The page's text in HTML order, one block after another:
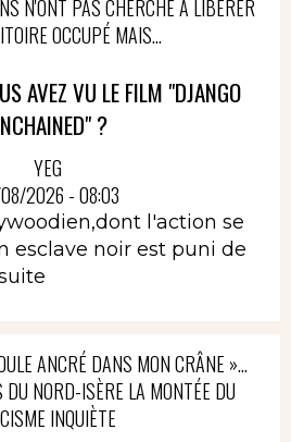
N'ONT PAS CHERCHÉ À LIBÉRER
OCCUPÉ MAIS...
AVEZ VU LE FILM "DJANGO
?
YEG
2026 - 08:03
l'action se
esclave noir est puni de
ANCRÉ DANS MON CRÂNE »…
DU NORD-ISÈRE LA MONTÉE DU
INQUIÈTE